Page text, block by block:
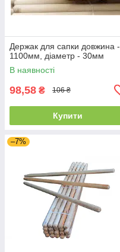
Держак для сапки довжина -
1100мм, діаметр - 30мм
В наявності
98,58 ₴ 106 ₴
Купити
–7%